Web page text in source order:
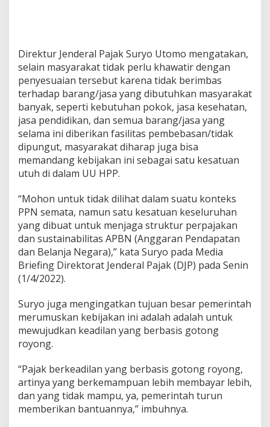
Direktur Jenderal Pajak Suryo Utomo mengatakan,
selain masyarakat tidak perlu khawatir dengan
penyesuaian tersebut karena tidak berimbas
terhadap barang/jasa yang dibutuhkan masyarakat
banyak, seperti kebutuhan pokok, jasa kesehatan,
jasa pendidikan, dan semua barang/jasa yang
selama ini diberikan fasilitas pembebasan/tidak
dipungut, masyarakat diharap juga bisa
memandang kebijakan ini sebagai satu kesatuan
utuh di dalam UU HPP.
“Mohon untuk tidak dilihat dalam suatu konteks
PPN semata, namun satu kesatuan keseluruhan
yang dibuat untuk menjaga struktur perpajakan
dan sustainabilitas APBN (Anggaran Pendapatan
dan Belanja Negara),” kata Suryo pada Media
Briefing Direktorat Jenderal Pajak (DJP) pada Senin
(1/4/2022).
Suryo juga mengingatkan tujuan besar pemerintah
merumuskan kebijakan ini adalah adalah untuk
mewujudkan keadilan yang berbasis gotong
royong.
“Pajak berkeadilan yang berbasis gotong royong,
artinya yang berkemampuan lebih membayar lebih,
dan yang tidak mampu, ya, pemerintah turun
memberikan bantuannya,” imbuhnya.